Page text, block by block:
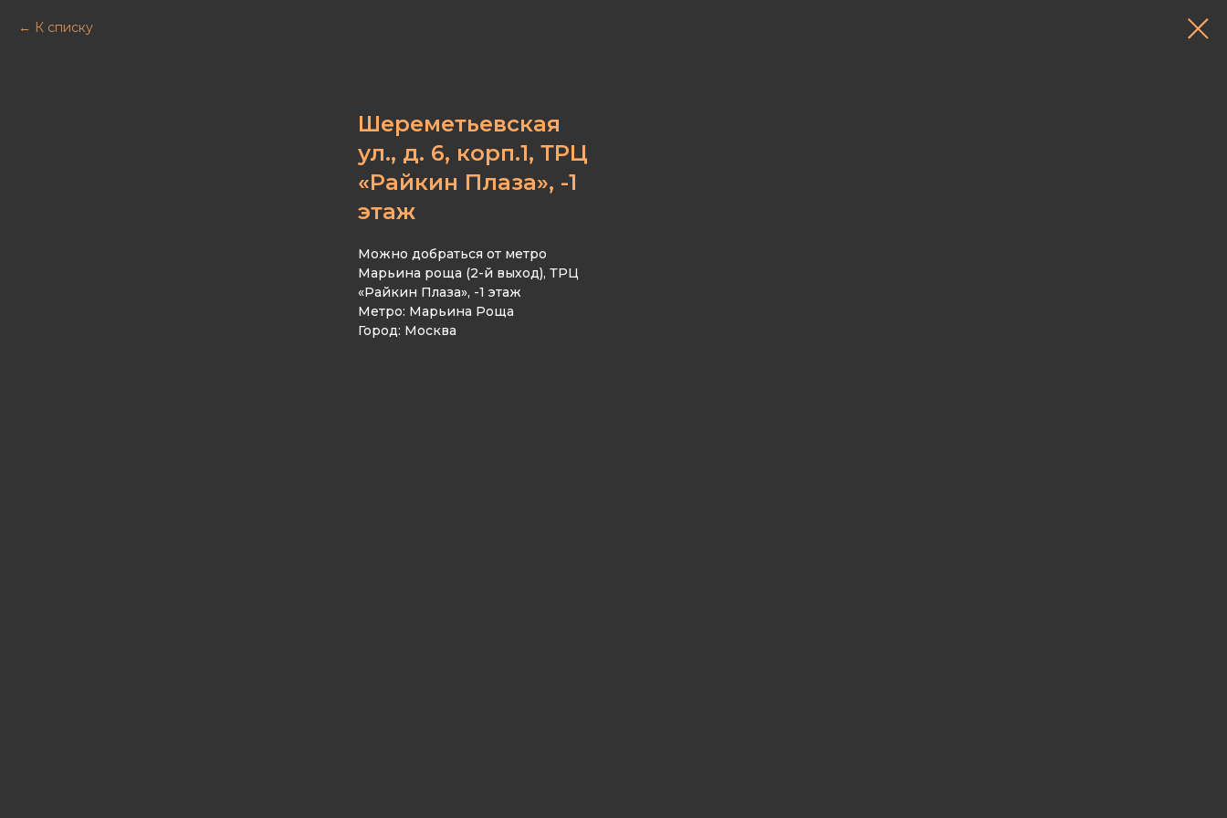
К списку
Шереметьевская
ул., д. 6, корп.1, ТРЦ
«Райкин Плаза», -1
этаж
Можно добраться от метро
Марьина роща (2-й выход), ТРЦ
«Райкин Плаза», -1 этаж
Метро: Марьина Роща
Город: Москва